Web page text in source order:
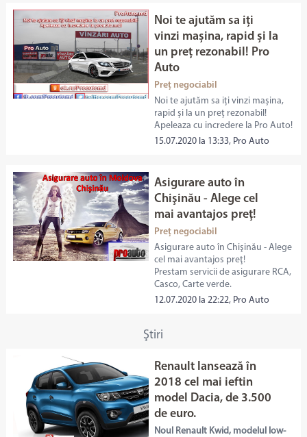
Noi te ajutăm sa iți
vinzi mașina, rapid și la
un preț rezonabil! Pro
Auto
Preț negociabil
Noi te ajutăm sa iți vinzi mașina,
rapid și la un preț rezonabil!
Apeleaza cu incredere la Pro Auto!
15.07.2020 la 13:33, Pro Auto
Asigurare auto în
Chişinău - Alege cel
mai avantajos preţ!
Preț negociabil
Asigurare auto în Chişinău - Alege
cel mai avantajos preţ!
Prestam servicii de asigurare RCA,
Casco, Carte verde.
12.07.2020 la 22:22, Pro Auto
Ştiri
Renault lansează în
2018 cel mai ieftin
model Dacia, de 3.500
de euro.
Noul Renault Kwid, modelul low-